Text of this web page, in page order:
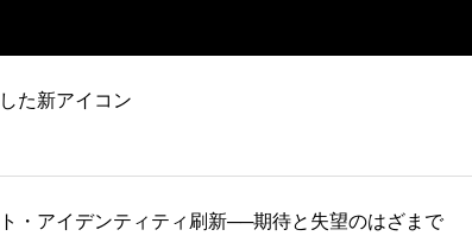
た新アイコン
・アイデンティティ刷新──期待と失望のはざまで